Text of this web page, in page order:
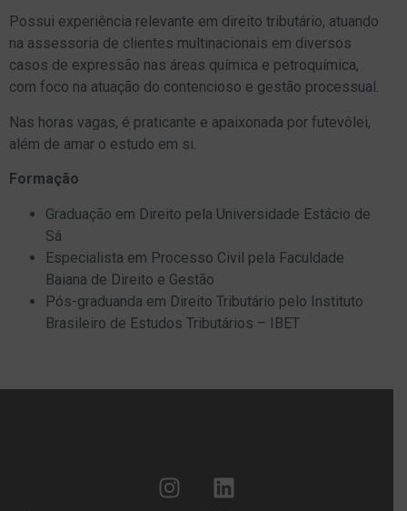
Possui experiência relevante em direito tributário, atuando
na assessoria de clientes multinacionais em diversos
casos de expressão nas áreas química e petroquímica,
com foco na atuação do contencioso e gestão processual.
Nas horas vagas, é praticante e apaixonada por futevôlei,
além de amar o estudo em si.
Formação
Graduação em Direito pela Universidade Estácio de
Sá
Especialista em Processo Civil pela Faculdade
Baiana de Direito e Gestão
Pós-graduanda em Direito Tributário pelo Instituto
Brasileiro de Estudos Tributários – IBET